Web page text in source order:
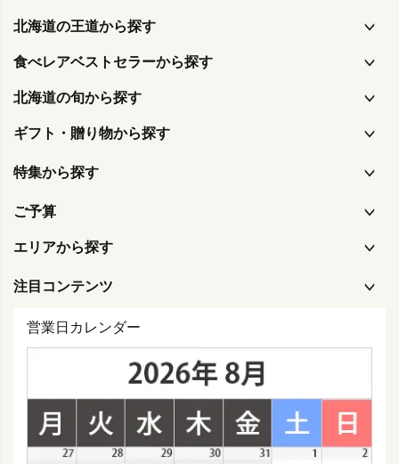
北海道の王道から探す
食べレアベストセラーから探す
北海道の旬から探す
ギフト・贈り物から探す
特集から探す
ご予算
エリアから探す
注目コンテンツ
営業日カレンダー